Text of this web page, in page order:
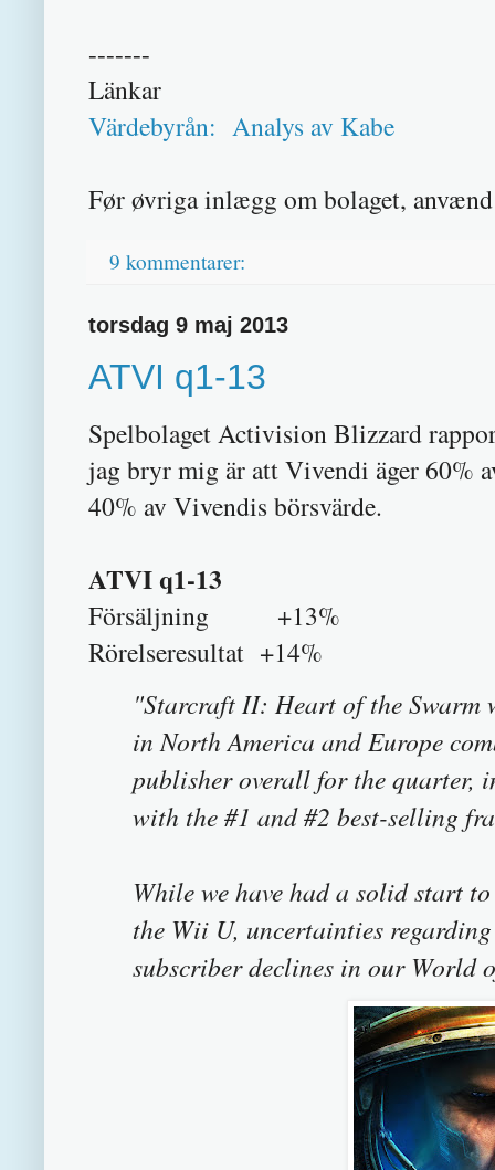
-------
Länkar
Värdebyrån: Analys av Kabe
Før øvriga inlægg om bolaget,
9 kommentarer:
torsdag 9 maj 2013
ATVI q1-13
Spelbolaget Activision Blizzard
jag bryr mig är att Vivendi äger 60%
40% av Vivendis börsvärde.
ATVI q1-13
Försäljning +13%
Rörelseresultat +14%
"Starcraft II: Heart of the Swarm
in North America and Europe
publisher overall for the quarter,
with the #1 and #2 best-selling
While we have had a solid start
the Wii U, uncertainties
subscriber declines in our World